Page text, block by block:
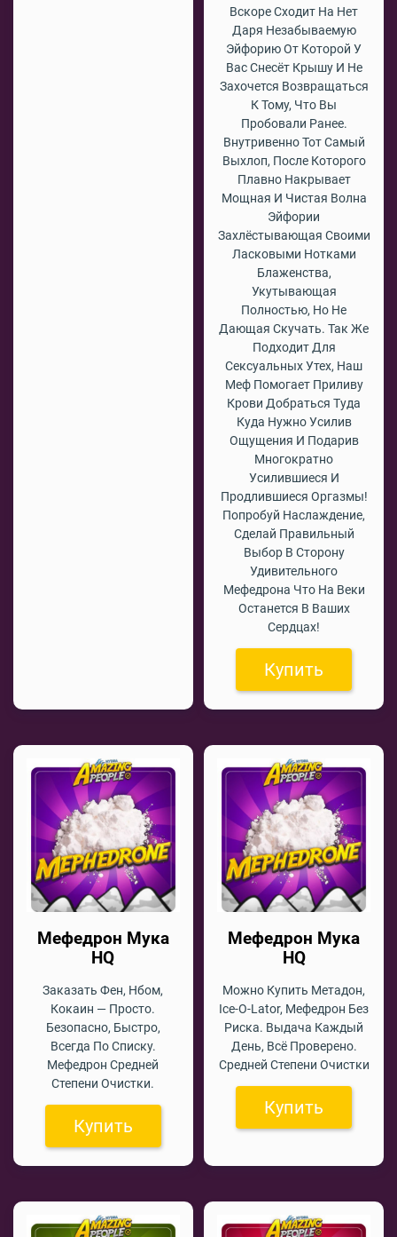
Вскоре Сходит На Нет
Даря Незабываемую
Эйфорию От Которой У
Вас Снесёт Крышу И Не
Захочется Возвращаться
К Тому, Что Вы
Пробовали Ранее.
Внутривенно Тот Самый
Выхлоп, После Которого
Плавно Накрывает
Мощная И Чистая Волна
Эйфории
Захлёстывающая Своими
Ласковыми Нотками
Блаженства,
Укутывающая
Полностью, Но Не
Дающая Скучать. Так Же
Подходит Для
Сексуальных Утех, Наш
Меф Помогает Приливу
Крови Добраться Туда
Куда Нужно Усилив
Ощущения И Подарив
Многократно
Усилившиеся И
Продлившиеся Оргазмы!
Попробуй Наслаждение,
Сделай Правильный
Выбор В Сторону
Удивительного
Мефедрона Что На Веки
Останется В Ваших
Сердцах!
Купить
Мефедрон Мука
HQ
Заказать Фен, Нбом,
Кокаин — Просто.
Безопасно, Быстро,
Всегда По Списку.
Мефедрон Средней
Степени Очистки.
Купить
Мефедрон Мука
HQ
Можно Купить Метадон,
Ice-O-Lator, Мефедрон Без
Риска. Выдача Каждый
День, Всё Проверено.
Средней Степени Очистки
Купить